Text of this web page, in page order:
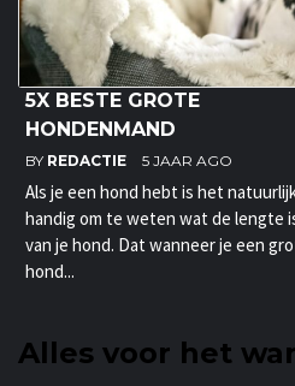
5X BESTE GROTE
HONDENMAND
BY REDACTIE 5 JAAR AGO
Als je een hond hebt is het
handig om te weten wat de lengte
van je hond. Dat wanneer je een
hond...
Alles voor het